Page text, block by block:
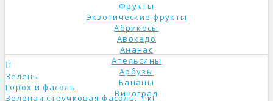
Фрукты
Экзотические фрукты
Абрикосы
Авокадо
Ананас
Апельсины
Арбузы
Бананы
Виноград
Зелень
Горох и фасоль
Зеленая стручковая фасоль, 1 кг